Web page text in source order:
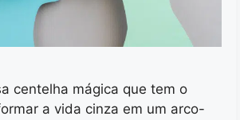
centelha mágica que tem o
a vida cinza em um arco-